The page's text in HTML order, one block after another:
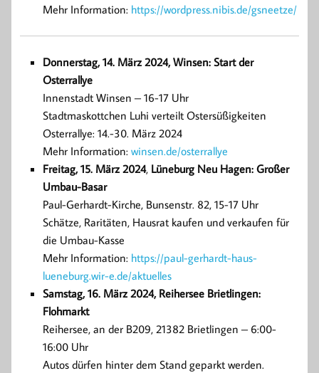
Mehr Information: https://wordpress.nibis.de/gsneetze/
Donnerstag, 14. März 2024, Winsen: Start der
Osterrallye
Innenstadt Winsen – 16-17 Uhr
Stadtmaskottchen Luhi verteilt Ostersüßigkeiten
Osterrallye: 14.-30. März 2024
Mehr Information: winsen.de/osterrallye
Freitag, 15. März 2024, Lüneburg Neu Hagen: Großer
Umbau-Basar
Paul-Gerhardt-Kirche, Bunsenstr. 82, 15-17 Uhr
Schätze, Raritäten, Hausrat kaufen und verkaufen für
die Umbau-Kasse
Mehr Information: https://paul-gerhardt-haus-
lueneburg.wir-e.de/aktuelles
Samstag, 16. März 2024, Reihersee Brietlingen:
Flohmarkt
Reihersee, an der B209, 21382 Brietlingen – 6:00-
16:00 Uhr
Autos dürfen hinter dem Stand geparkt werden.